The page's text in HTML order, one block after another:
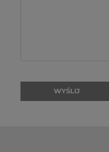
WYŚLIJ